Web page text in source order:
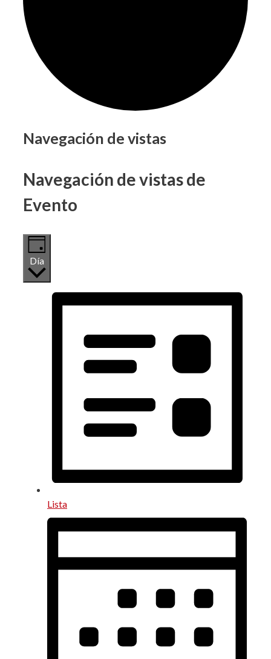
Eventos
13
2026
Navegación de vistas
Navegación de vistas de
Evento
Día
Lista